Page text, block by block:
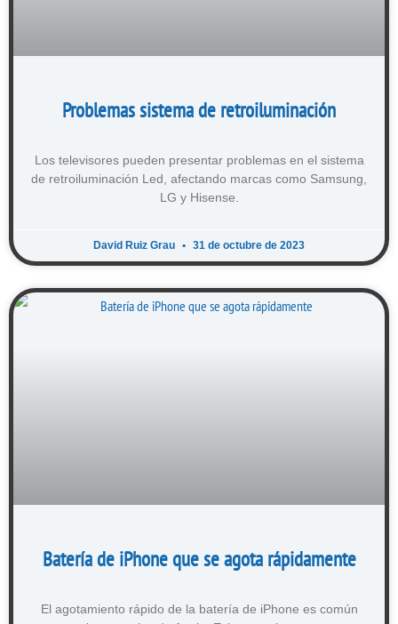
Problemas sistema de retroiluminación
Los televisores pueden presentar problemas en el sistema
de retroiluminación Led, afectando marcas como Samsung,
LG y Hisense.
David Ruiz Grau 31 de octubre de 2023
Batería de iPhone que se agota rápidamente
El agotamiento rápido de la batería de iPhone es común